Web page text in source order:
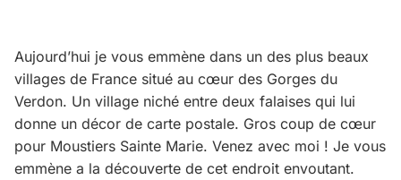
Aujourd’hui je vous emmène dans un des plus beaux
villages de France situé au cœur des Gorges du
Verdon. Un village niché entre deux falaises qui lui
donne un décor de carte postale. Gros coup de cœur
pour Moustiers Sainte Marie. Venez avec moi ! Je vous
emmène a la découverte de cet endroit envoutant.